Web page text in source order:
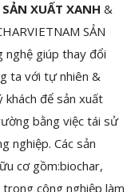
o
n
XUẤT XANH &
SẢN
nghệ giúp thay đổi
ta với tự nhiên &
khách để sản xuất
bằng việc tái sử
nghiệp. Các sản
cơ gồm:biochar,
công nghiệp làm